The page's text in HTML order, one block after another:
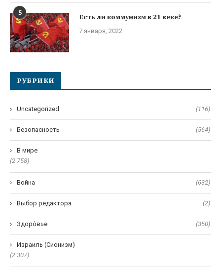
5 Есть ли коммунизм в 21 веке?
7 января, 2022
РУБРИКИ
Uncategorized (116)
Безопасность (564)
В мире
(2 758)
Война (632)
Выбор редактора (2)
Здоро́вье (350)
Израиль (Сионизм)
(2 307)